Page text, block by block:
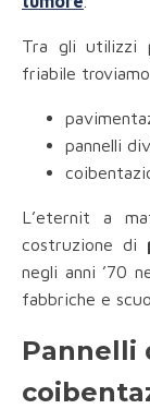
Tra gli utilizzi
friabile
pannelli
L’eternit a
costruzione di
negli anni ’70
fabbriche e
Pannelli